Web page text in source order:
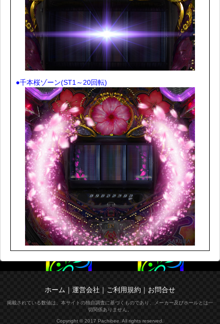
●千本桜ゾーン(ST1～20回転)
ホーム ｜ 運営会社 ｜ ご利用規約 ｜ お問合せ
掲載されている数値は、本サイトの独自調査に基づくものであり、メーカー及びホールとは一
切関係ありません。
Copyright © 2017 Pachibee. All rights reserved.